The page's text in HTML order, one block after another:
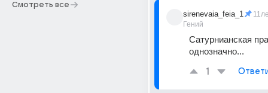
Смотреть все
sirenevaia_feia_1
Гений
Сатурнианская
однозначно...
1